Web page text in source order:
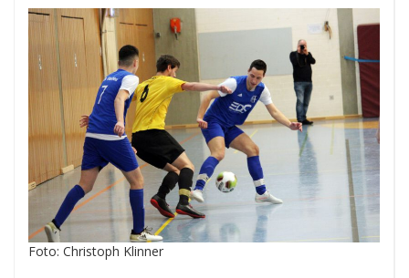
Foto: Christoph Klinner